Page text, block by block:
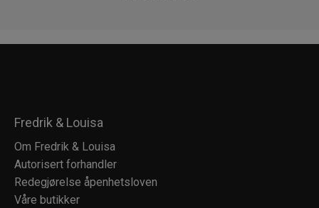
Fredrik & Louisa
Om Fredrik & Louisa
Autorisert forhandler
Redegjørelse åpenhetsloven
Våre butikker